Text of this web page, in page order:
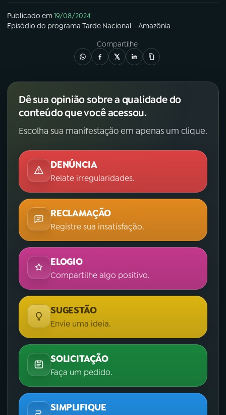
Publicado em19/08/2024
Episódio do programa Tarde Nacional - Amazônia
Compartilhe
Dê sua opinião sobre a qualidade do
conteúdo que você acessou.
Escolha sua manifestação em apenas um clique.
DENÚNCIA
Relate irregularidades.
RECLAMAÇÃO
Registre sua insatisfação.
ELOGIO
Compartilhe algo positivo.
SUGESTÃO
Envie uma ideia.
SOLICITAÇÃO
Faça um pedido.
SIMPLIFIQUE